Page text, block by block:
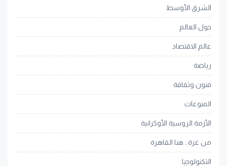
الشرق الأوسط
حول العالم
عالم الاقتصاد
رياضة
فنون وثقافة
المنوعات
الأزمة الروسية الأوكرانية
من غزة.. هنا القاهرة
التكنولوجيا